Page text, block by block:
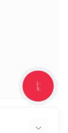
КНОПКА
ЗВ'ЯЗКУ